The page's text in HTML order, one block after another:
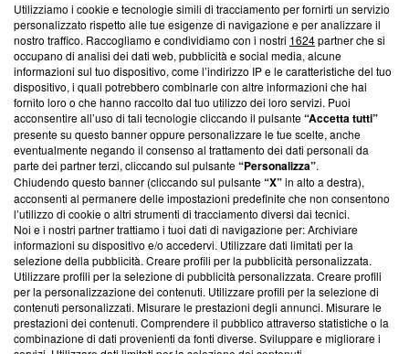
Questa sezione offre informazioni trasparenti su Blasting
News, sui nostri processi editoriali e su come ci impegniamo a
creare news di qualità. Inoltre, afferma la nostra aderenza a
‘Trust Project - News with Integrity’Blasting News non è
ancora membro del programma, ma ha richiesto di farne
parte; Trust Project non ha ancora effettuato una verifica di
conformità agli standard.
Su di noi
Team editoriale
Corporate
Redazione
Informativa Privacy
Cookie Policy
Utilizziamo i cookie e tecnologie simili di tracciamento per fornirti un servizio
personalizzato rispetto alle tue esigenze di navigazione e per analizzare il
nostro traffico. Raccogliamo e condividiamo con i nostri 1624partner che si
occupano di analisi dei dati web, pubblicità e social media, alcune
informazioni sul tuo dispositivo, come l’indirizzo IP e le caratteristiche del tuo
dispositivo, i quali potrebbero combinarle con altre informazioni che hai
fornito loro o che hanno raccolto dal tuo utilizzo dei loro servizi. Puoi
acconsentire all’uso di tali tecnologie cliccando il pulsante“Accetta tutti”
presente su questo banner oppure personalizzare le tue scelte, anche
eventualmente negando il consenso al trattamento dei dati personali da
parte dei partner terzi, cliccando sul pulsante“Personalizza”.
Chiudendo questo banner (cliccando sul pulsante“X”in alto a destra),
acconsenti al permanere delle impostazioni predefinite che non consentono
l’utilizzo di cookie o altri strumenti di tracciamento diversi dai tecnici.
Noi e i nostri partner trattiamo i tuoi dati di navigazione per: Archiviare
informazioni su dispositivo e/o accedervi. Utilizzare dati limitati per la
selezione della pubblicità. Creare profili per la pubblicità personalizzata.
Utilizzare profili per la selezione di pubblicità personalizzata. Creare profili
per la personalizzazione dei contenuti. Utilizzare profili per la selezione di
contenuti personalizzati. Misurare le prestazioni degli annunci. Misurare le
prestazioni dei contenuti. Comprendere il pubblico attraverso statistiche o la
combinazione di dati provenienti da fonti diverse. Sviluppare e migliorare i